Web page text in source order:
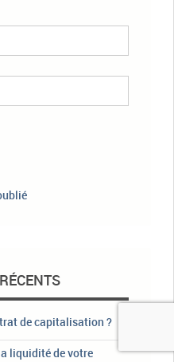
de capitalisation ?
liquidité de votre